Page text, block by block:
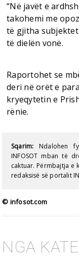
“Në javët e
takohemi me
të gjitha
të dielën vonë.
Raportohet se
deri në orët e
kryeqytetin e
rënie.
Sqarim: Ndalohen
INFOSOT mban të
caktuar. Përmbajtja e
redaksisë së portalit
© infosot.com
NGA